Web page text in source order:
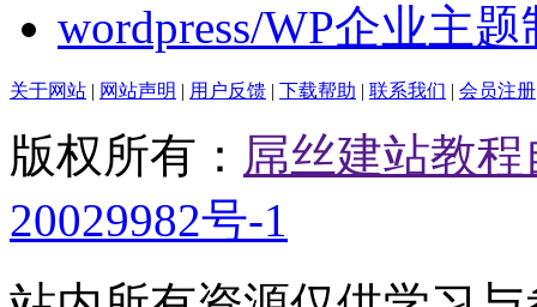
wordpress/WP企业主
关于网站 | 网站声明 | 用户反馈 | 下载帮助 | 联系我们 | 会员注册
版权所有： 屌丝建站教
20029982号-1